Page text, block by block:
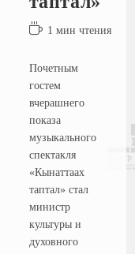
1 мин чтения
Почетным
гостем
вчерашнего
показа
музыкального
спектакля
«Кынаттаах
таптал» стал
министр
культуры и
духовного